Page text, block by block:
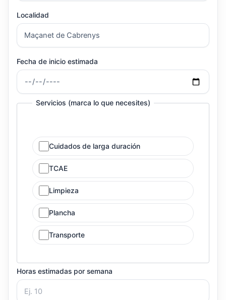
Localidad
Fecha de inicio estimada
Servicios (marca lo que necesites)
Cuidados de larga duración
TCAE
Limpieza
Plancha
Transporte
Horas estimadas por semana